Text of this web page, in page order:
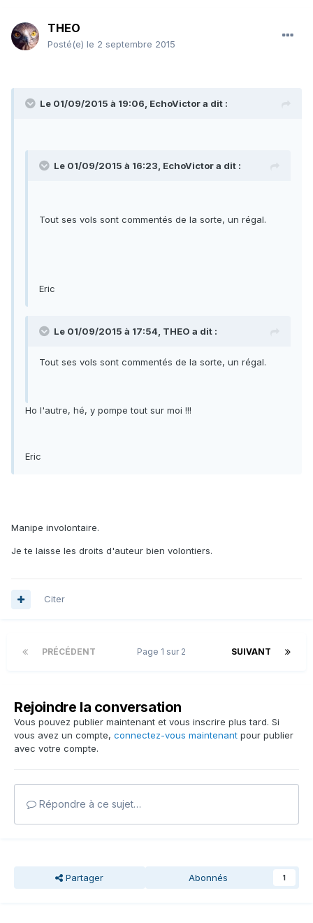
THEO
Posté(e) le 2 septembre 2015
Le 01/09/2015 à 19:06, EchoVictor a dit :
Le 01/09/2015 à 16:23, EchoVictor a dit :
Tout ses vols sont commentés de la sorte, un régal.
Eric
Le 01/09/2015 à 17:54, THEO a dit :
Tout ses vols sont commentés de la sorte, un régal.
Ho l'autre, hé, y pompe tout sur moi !!!
Eric
Manipe involontaire.
Je te laisse les droits d'auteur bien volontiers.
Citer
PRÉCÉDENT SUIVANT
Page 1 sur 2
Rejoindre la conversation
Vous pouvez publier maintenant et vous inscrire plus tard. Si
vous avez un compte, connectez-vous maintenant pour publier
avec votre compte.
Répondre à ce sujet…
Partager Abonnés 1